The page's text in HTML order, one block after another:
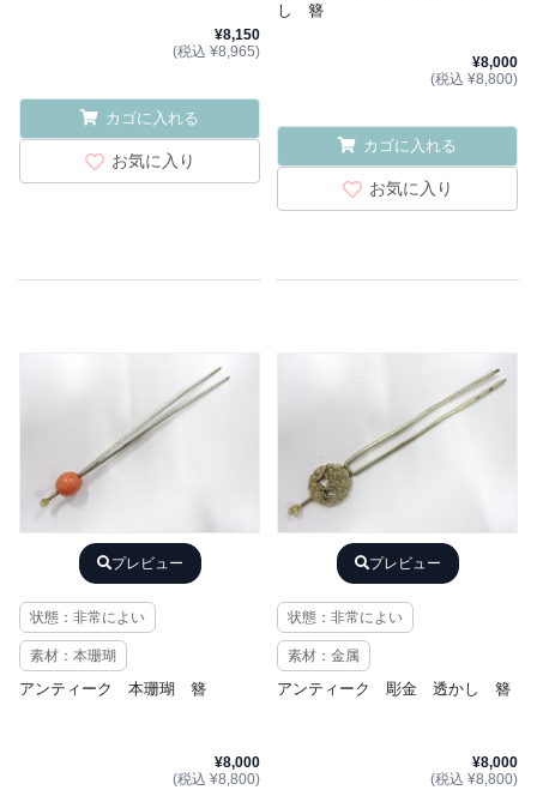
¥8,150
(税込 ¥8,965)
カゴに入れる
お気に入り
し 簪
¥8,000
(税込 ¥8,800)
カゴに入れる
お気に入り
プレビュー
状態：非常によい
素材：本珊瑚
アンティーク 本珊瑚 簪
¥8,000
(税込 ¥8,800)
プレビュー
状態：非常によい
素材：金属
アンティーク 彫金 透かし 簪
¥8,000
(税込 ¥8,800)